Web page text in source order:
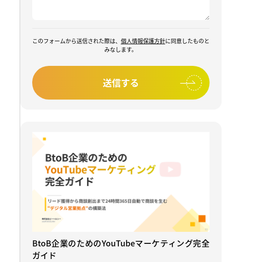
このフォームから送信された際は、 個人情報保護方針に同意したものと
みなします。
BtoB企業のためのYouTubeマーケティング完全
ガイド